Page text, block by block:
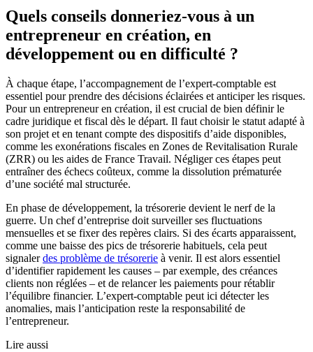
Quels conseils donneriez-vous à un
entrepreneur en création, en
développement ou en difficulté ?
À chaque étape, l’accompagnement de l’expert-comptable est
essentiel pour prendre des décisions éclairées et anticiper les risques.
Pour un entrepreneur en création, il est crucial de bien définir le
cadre juridique et fiscal dès le départ. Il faut choisir le statut adapté à
son projet et en tenant compte des dispositifs d’aide disponibles,
comme les exonérations fiscales en Zones de Revitalisation Rurale
(ZRR) ou les aides de France Travail. Négliger ces étapes peut
entraîner des échecs coûteux, comme la dissolution prématurée
d’une société mal structurée.
En phase de développement, la trésorerie devient le nerf de la
guerre. Un chef d’entreprise doit surveiller ses fluctuations
mensuelles et se fixer des repères clairs. Si des écarts apparaissent,
comme une baisse des pics de trésorerie habituels, cela peut
signalerdes problème de trésorerie à venir. Il est alors essentiel
d’identifier rapidement les causes – par exemple, des créances
clients non réglées – et de relancer les paiements pour rétablir
l’équilibre financier. L’expert-comptable peut ici détecter les
anomalies, mais l’anticipation reste la responsabilité de
l’entrepreneur.
Lire aussi